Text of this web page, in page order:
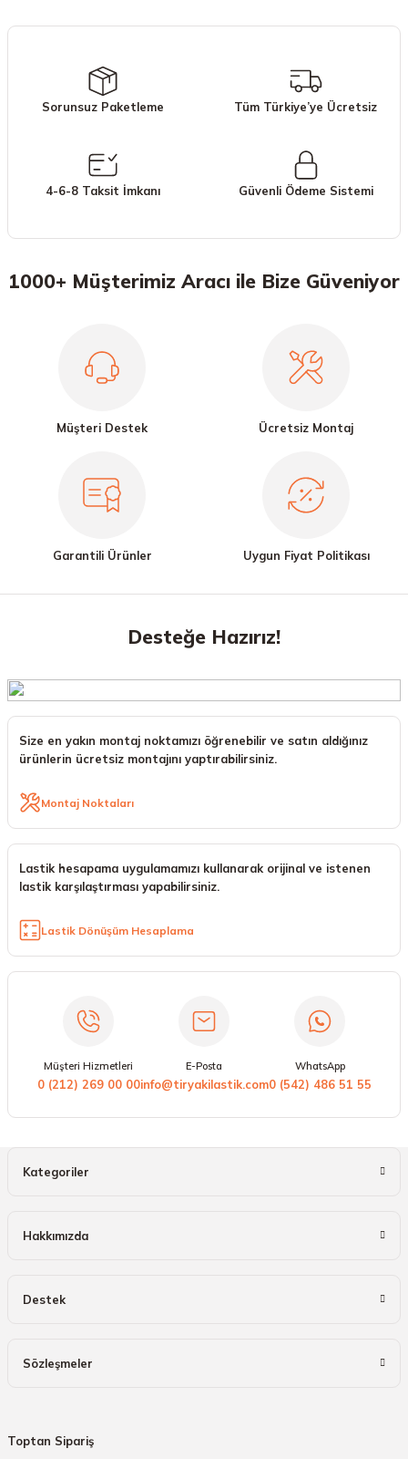
Sorunsuz Paketleme Tüm Türkiye’ye Ücretsiz
4-6-8 Taksit İmkanı Güvenli Ödeme Sistemi
1000+ Müşterimiz Aracı ile Bize Güveniyor
Müşteri Destek Ücretsiz Montaj
Garantili Ürünler Uygun Fiyat Politikası
Desteğe Hazırız!
Size en yakın montaj noktamızı öğrenebilir ve satın aldığınız
ürünlerin ücretsiz montajını yaptırabilirsiniz.
Montaj Noktaları
Lastik hesapama uygulamamızı kullanarak orijinal ve istenen
lastik karşılaştırması yapabilirsiniz.
Lastik Dönüşüm Hesaplama
Müşteri Hizmetleri
0 (212) 269 00 00
E-Posta
info@tiryakilastik.com
WhatsApp
0 (542) 486 51 55
Kategoriler
Hakkımızda
Destek
Sözleşmeler
Toptan Sipariş